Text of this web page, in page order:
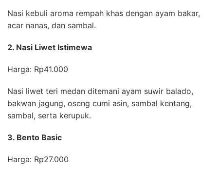
Nasi kebuli aroma rempah khas dengan ayam bakar,
acar nanas, dan sambal.
2. Nasi Liwet Istimewa
Harga: Rp41.000
Nasi liwet teri medan ditemani ayam suwir balado,
bakwan jagung, oseng cumi asin, sambal kentang,
sambal, serta kerupuk.
3. Bento Basic
Harga: Rp27.000